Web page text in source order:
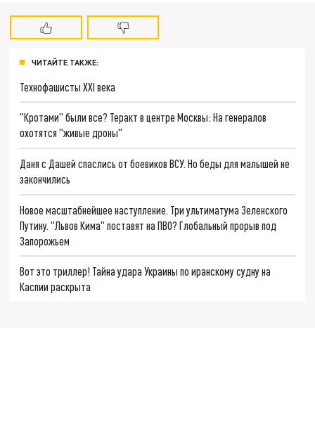
ЧИТАЙТЕ ТАКЖЕ:
Технофашисты XXI века
"Кротами" были все? Теракт в центре Москвы: На генералов
охотятся "живые дроны"
Даня с Дашей спаслись от боевиков ВСУ. Но беды для малышей не
закончились
Новое масштабнейшее наступление. Три ультиматума Зеленского
Путину. "Львов Кима" поставят на ПВО? Глобальный прорыв под
Запорожьем
Вот это триллер! Тайна удара Украины по иранскому судну на
Каспии раскрыта